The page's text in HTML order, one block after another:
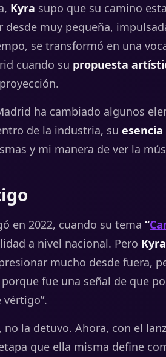
Kyra supo que su camino
desde muy pequeña,
se transformó en una
cuando su propuesta
proyección.
ha cambiado algunos
de la industria, su esencia
y mi manera de ver la
en 2022, cuando su tema “
a nivel nacional. Pero Kyra
mucho desde fuera,
fue una señal de que
no la detuvo. Ahora, con el
que ella misma define